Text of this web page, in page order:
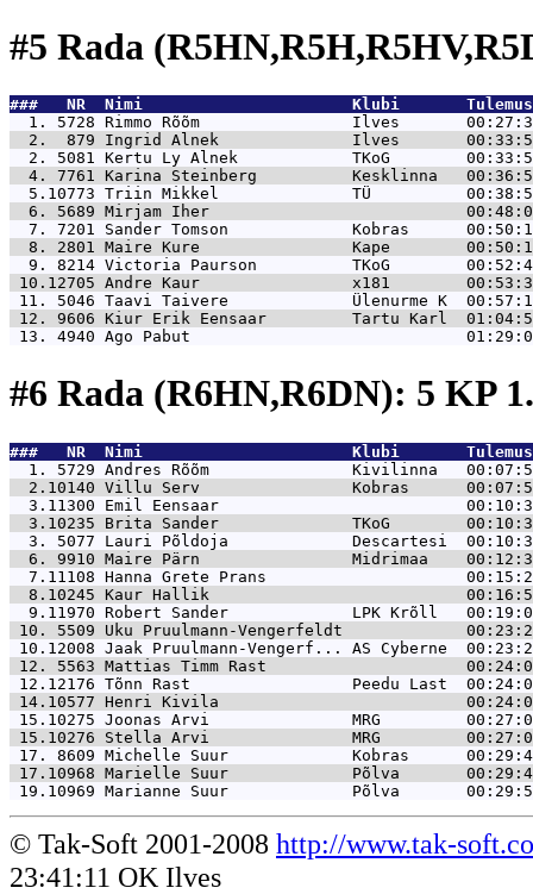
#5 Rada
###   NR  Nimi                      Klubi
  1. 5728
Rimmo Rõõm                Ilves
  2.  879
Ingrid Alnek              Ilves
  2. 5081
Kertu Ly Alnek            TKoG
  4. 7761
Karina Steinberg          Kesklinna
  5.10773
Triin Mikkel              TÜ
  6. 5689
Mirjam Iher
  7. 7201
Sander Tomson             Kobras
  8. 2801
Maire Kure                Kape
  9. 8214
Victoria Paurson          TKoG
10.12705 Andre Kaur                x181
11. 5046 Taavi Taivere             Ülenurme K
12. 9606 Kiur Erik Eensaar         Tartu Karl
13. 4940 Ago Pabut
#6 Rada (R6HN,R6DN): 5 KP
###   NR  Nimi                      Klubi
  1. 5729
Andres Rõõm               Kivilinna
  2.10140
Villu Serv                Kobras
  3.11300
Emil Eensaar
  3.10235
Brita Sander              TKoG
  3. 5077
Lauri Põldoja             Descartesi
  6. 9910
Maire Pärn                Midrimaa
  7.11108
Hanna Grete Prans
  8.10245
Kaur Hallik
  9.11970
Robert Sander             LPK Krõll
10. 5509 Uku Pruulmann-Vengerfeldt
10.12008 Jaak Pruulmann-Vengerf... AS Cyberne
12. 5563 Mattias Timm Rast
12.12176 Tõnn Rast                 Peedu Last
14.10577 Henri Kivila
15.10275 Joonas Arvi               MRG
15.10276 Stella Arvi               MRG
17. 8609 Michelle Suur             Kobras
17.10968 Marielle Suur             Põlva
19.10969 Marianne Suur             Põlva
© Tak-Soft 2001-2008 http://www.tak-
23:41:11 OK Ilves